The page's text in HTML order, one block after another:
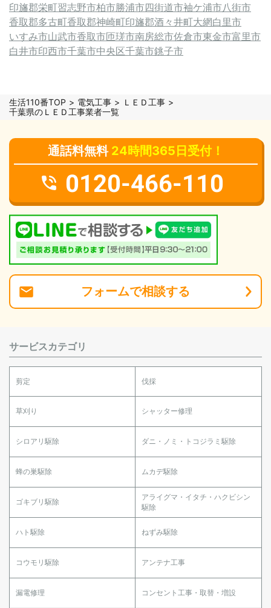
印旛郡栄町習志野市柏市勝浦市四街道市袖ケ浦市八街市
香取郡多古町香取郡神崎町印旛郡酒々井町大網白里市
いすみ市山武市香取市匝瑳市南房総市佐倉市東金市富里市
白井市印西市千葉市中央区千葉市銚子市
生活110番TOP 電気工事
ＬＥＤ工事
千葉県のＬＥＤ工事業者一覧
通話料無料 24時間365日受付！
0120-466-110
フォームで相談する
サービスカテゴリ
剪定 伐採
草刈り シャッター修理
シロアリ駆除 ダニ・ノミ・トコジラミ駆除
蜂の巣駆除 ムカデ駆除
ゴキブリ駆除
アライグマ・イタチ・ハクビシン
駆除
ハト駆除 ねずみ駆除
コウモリ駆除 アンテナ工事
漏電修理 コンセント工事・取替・増設